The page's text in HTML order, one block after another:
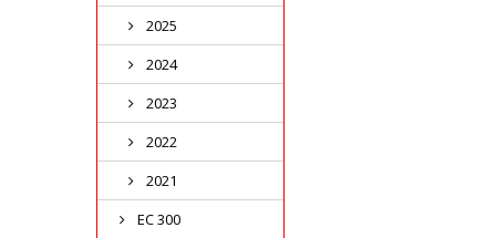
2025
2024
2023
2022
2021
EC 300